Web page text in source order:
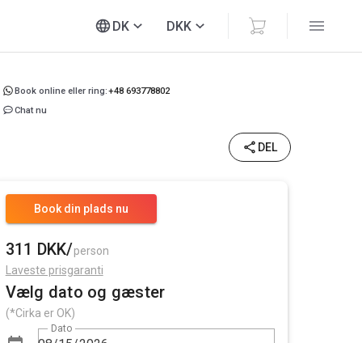
DK DKK
Book online eller ring:+48 693778802
Chat nu
DEL
Book din plads nu
311 DKK/person
Laveste prisgaranti
Vælg dato og gæster
(*Cirka er OK)
Dato